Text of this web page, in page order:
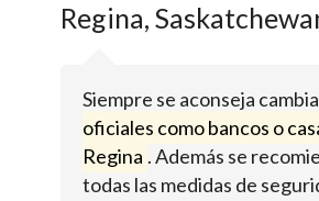
Regina,
Siempre se aconseja
oficiales como bancos o
Regina . Además se
todas las medidas de